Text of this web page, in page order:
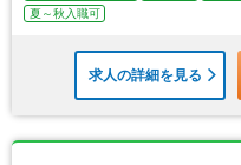
夏～秋入職可
求人の詳細を見る